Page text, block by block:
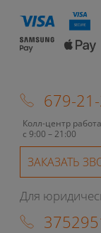
679-
Колл-центр
с 9:00 – 21:00
ЗАКАЗАТЬ
Для